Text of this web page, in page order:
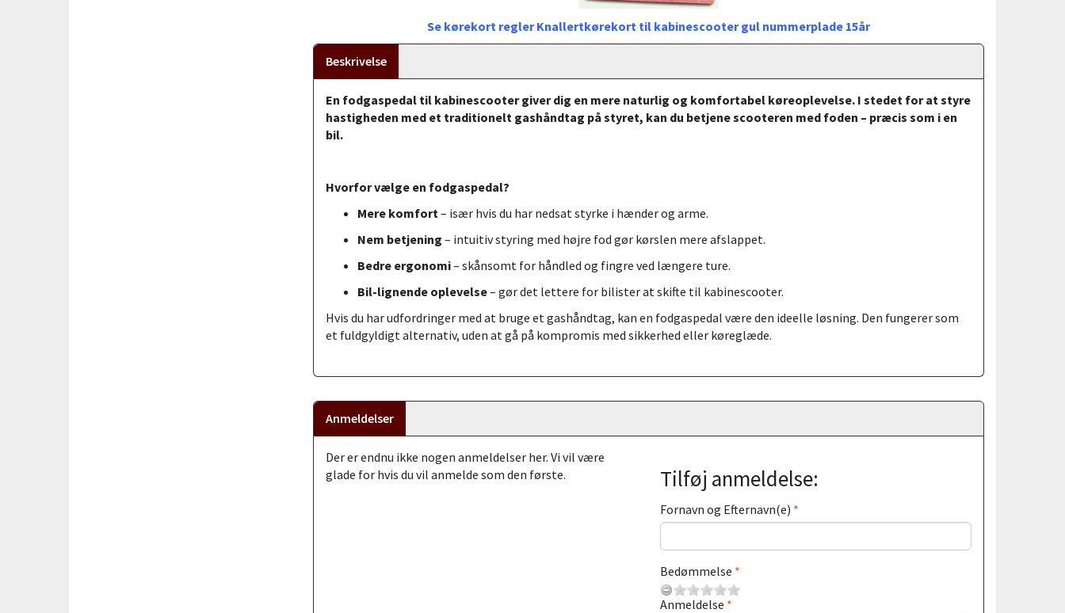
Se kørekort regler Knallertkørekort til kabinescooter gul nummerplade 15år
Beskrivelse
En fodgaspedal til kabinescooter giver dig en mere naturlig og komfortabel køreoplevelse. I stedet for at styre
hastigheden med et traditionelt gashåndtag på styret, kan du betjene scooteren med foden – præcis som i en
bil.
Hvorfor vælge en fodgaspedal?
Mere komfort – især hvis du har nedsat styrke i hænder og arme.
Nem betjening – intuitiv styring med højre fod gør kørslen mere afslappet.
Bedre ergonomi– skånsomt for håndled og fingre ved længere ture.
Bil-lignende oplevelse– gør det lettere for bilister at skifte til kabinescooter.
Hvis du har udfordringer med at bruge et gashåndtag, kan en fodgaspedal være den ideelle løsning. Den fungerer som
et fuldgyldigt alternativ, uden at gå på kompromis med sikkerhed eller køreglæde.
Anmeldelser
Der er endnu ikke nogen anmeldelser her. Vi vil være
glade for hvis du vil anmelde som den første.
Tilføj anmeldelse:
Fornavn og Efternavn(e)
Bedømmelse
Anmeldelse